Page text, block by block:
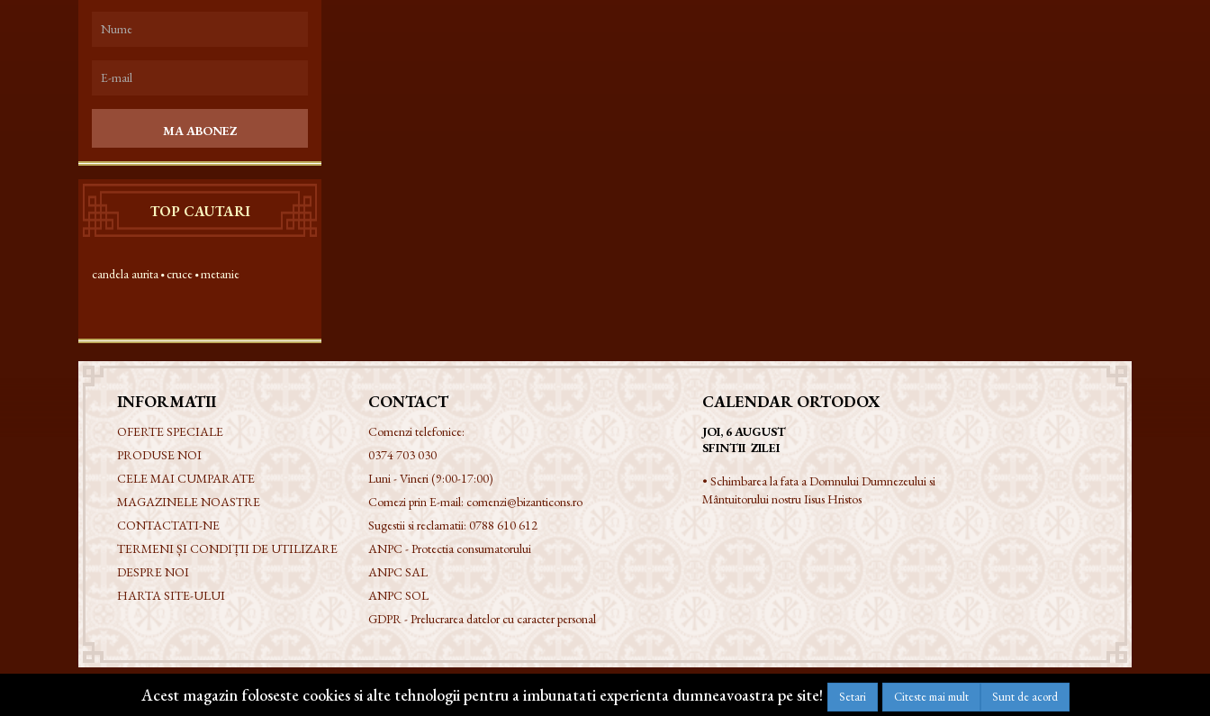
MA ABONEZ
TOP CAUTARI
candela aurita cruce metanie
INFORMATII
OFERTE SPECIALE
PRODUSE NOI
CELE MAI CUMPARATE
MAGAZINELE NOASTRE
CONTACTATI-NE
TERMENI ȘI CONDIȚII DE UTILIZARE
DESPRE NOI
HARTA SITE-ULUI
CONTACT
Comenzi telefonice:
0374 703 030
Luni - Vineri (9:00-17:00)
Comezi prin E-mail: comenzi@bizanticons.ro
Sugestii si reclamatii: 0788 610 612
ANPC - Protectia consumatorului
ANPC SAL
ANPC SOL
GDPR - Prelucrarea datelor cu caracter personal
CALENDAR ORTODOX
JOI, 6 AUGUST
SFINTII ZILEI
• Schimbarea la fata a Domnului Dumnezeului si
Mântuitorului nostru Iisus Hristos
Copyright @ 2026 | BIZANTICONS. Toate drepturile rezervate
Acest magazin foloseste cookies si alte tehnologii pentru a imbunatati experienta dumneavoastra pe site! Setari Citeste mai mult Sunt de acord